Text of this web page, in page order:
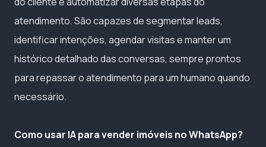
atendimento. São capazes de segmentar leads,
identificar intenções, agendar visitas e manter um
histórico detalhado das conversas, sempre prontos
para repassar o atendimento para um humano quando
necessário.
Como usar IA para vender imóveis no WhatsApp?